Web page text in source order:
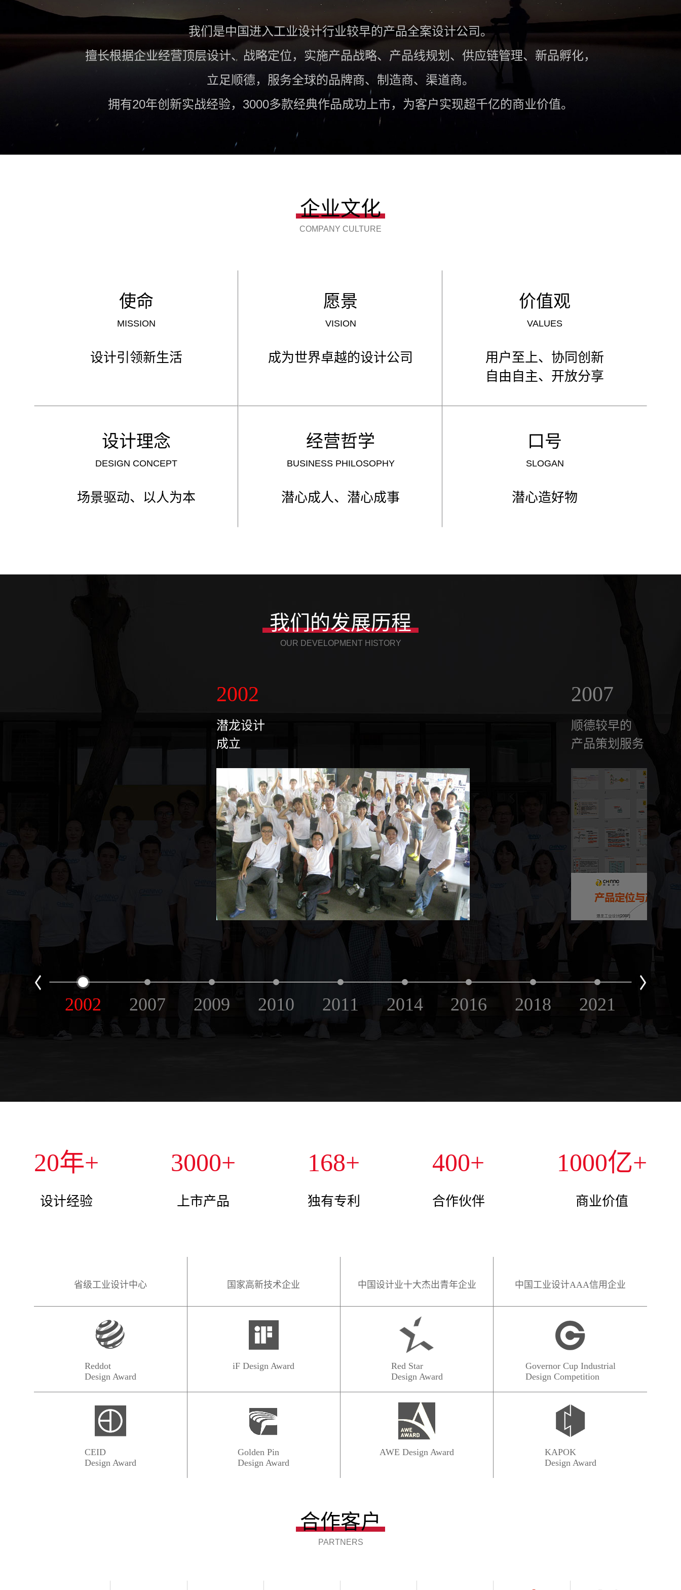
我们是中国进入工业设计行业较早的产品全案设计公司。
擅长根据企业经营顶层设计、战略定位，实施产品战略、产品线规划、供应链管理、新品孵化，
立足顺德，服务全球的品牌商、制造商、渠道商。
拥有20年创新实战经验，3000多款经典作品成功上市，为客户实现超千亿的商业价值。
企业文化
COMPANY CULTURE
使命
MISSION
设计引领新生活
愿景
VISION
成为世界卓越的设计公司
价值观
VALUES
用户至上、协同创新
自由自主、开放分享
设计理念
DESIGN CONCEPT
场景驱动、以人为本
经营哲学
BUSINESS PHILOSOPHY
潜心成人、潜心成事
口号
SLOGAN
潜心造好物
我们的发展历程
OUR DEVELOPMENT HISTORY
2002
潜龙设计
成立
2007
顺德较早的
产品策划服务
2002 2007 2009 2010 2011 2014 2016 2018 2021
20年+
设计经验
3000+
上市产品
168+
独有专利
400+
合作伙伴
1000亿+
商业价值
省级工业设计中心 国家高新技术企业 中国设计业十大杰出青年企业 中国工业设计AAA信用企业
Reddot
Design Award
iF Design Award
Red Star
Design Award
Governor Cup Industrial
Design Competition
CEID
Design Award
Golden Pin
Design Award
AWE Design Award
KAPOK
Design Award
合作客户
PARTNERS